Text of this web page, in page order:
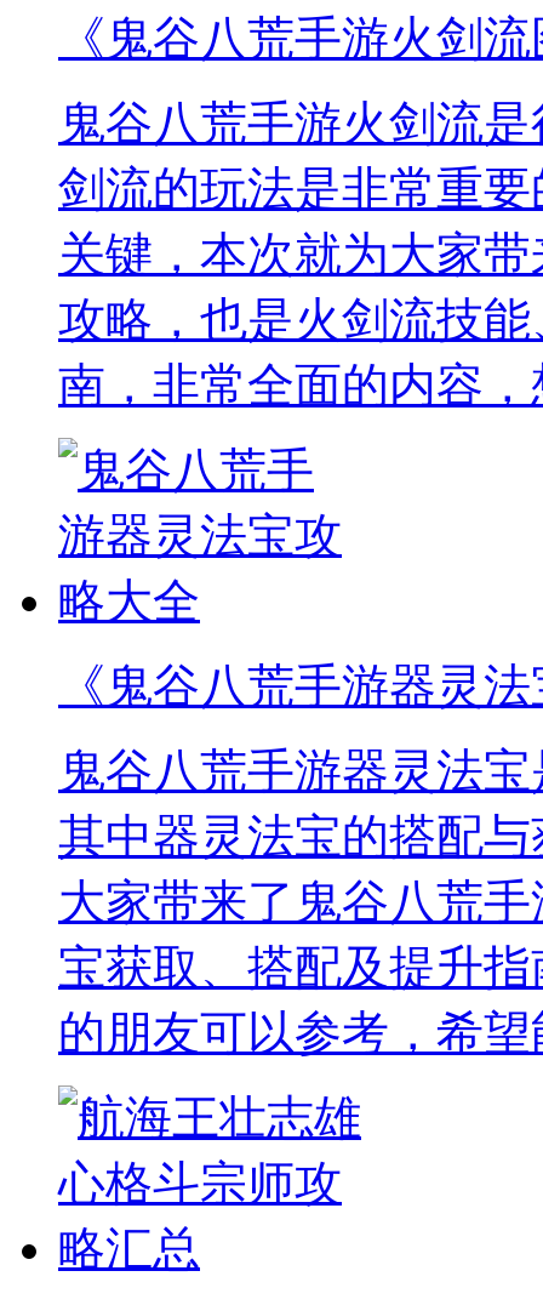
《鬼谷八荒手游火剑
鬼谷八荒手游火剑流
剑流的玩法是非常重
关键，本次就为大家
攻略，也是火剑流技
南，非常全面的内容
《鬼谷八荒手游器灵
鬼谷八荒手游器灵法
其中器灵法宝的搭配
大家带来了鬼谷八荒
宝获取、搭配及提升
的朋友可以参考，希